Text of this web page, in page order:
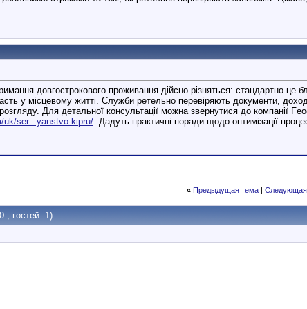
довгострокового проживання дійсно різняться: стандартно це
у місцевому житті. Служби ретельно перевіряють документи,
Для детальної консультації можна звернутися до компанії
uk/ser...yanstvo-kipru/. Дадуть практичні поради щодо оптимізації
« Предыдущая тема|
, гостей: 1)